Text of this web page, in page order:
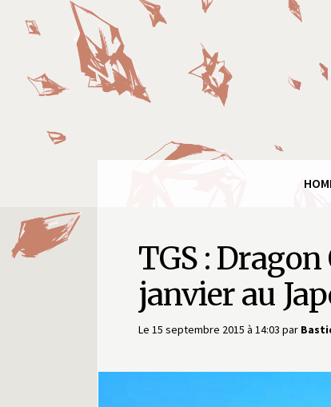
Final
Fantasy
Ring
TGS :
janvier au
Le 15 septembre 2015 à 14:03 par
Panneau de gestion des cookies